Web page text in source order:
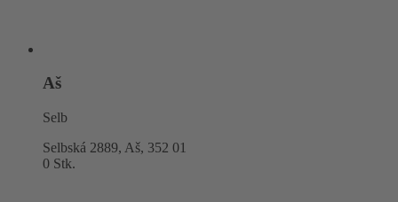
Aš
Selb
Selbská 2889, Aš, 352 01
0 Stk.